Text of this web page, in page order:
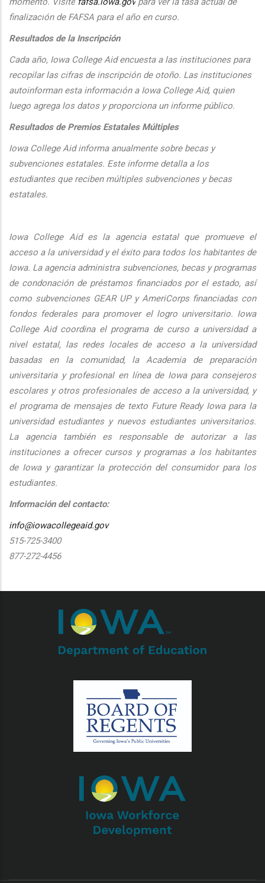
finalización de FAFSA para el año en curso.
Resultados de la Inscripción
Cada año, Iowa College Aid encuesta a las instituciones para
recopilar las cifras de inscripción de otoño. Las instituciones
autoinforman esta información a Iowa College Aid, quien
luego agrega los datos y proporciona un informe público.
Resultados de Premios Estatales Múltiples
Iowa College Aid informa anualmente sobre becas y
subvenciones estatales. Este informe detalla a los
estudiantes que reciben múltiples subvenciones y becas
estatales.
Iowa College Aid es la agencia estatal que promueve el
acceso a la universidad y el éxito para todos los habitantes de
Iowa. La agencia administra subvenciones, becas y programas
de condonación de préstamos financiados por el estado, así
como subvenciones GEAR UP y AmeriCorps financiadas con
fondos federales para promover el logro universitario. Iowa
College Aid coordina el programa de curso a universidad a
nivel estatal, las redes locales de acceso a la universidad
basadas en la comunidad, la Academia de preparación
universitaria y profesional en línea de Iowa para consejeros
escolares y otros profesionales de acceso a la universidad, y
el programa de mensajes de texto Future Ready Iowa para la
universidad estudiantes y nuevos estudiantes universitarios.
La agencia también es responsable de autorizar a las
instituciones a ofrecer cursos y programas a los habitantes
de Iowa y garantizar la protección del consumidor para los
estudiantes.
Información del contacto:
info@iowacollegeaid.gov
515-725-3400
877-272-4456